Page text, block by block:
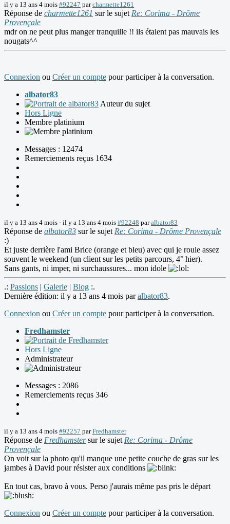
il y a 13 ans 4 mois #92247 parcharmette1261
Réponse de charmette1261 sur le sujet Re: Corima - Drôme
Provençale
mdr on ne peut plus manger tranquille !! ils étaient pas mauvais les
nougats^^
Connexion ou Créer un compte pour participer à la conversation.
albator83
Auteur du sujet
Hors Ligne
Membre platinium
Messages : 12474
Remerciements reçus 1634
il y a 13 ans 4 mois - il y a 13 ans 4 mois #92248 paralbator83
Réponse de albator83 sur le sujet Re: Corima - Drôme Provençale
:)
Et juste derrière l'ami Brice (orange et bleu) avec qui je roule assez
souvent le weekend (un client sur les petits parcours, 4° hier).
Sans gants, ni imper, ni surchaussures... mon idole
.: Passions | Galerie | Blog :.
Dernière édition: il y a 13 ans 4 mois paralbator83.
Connexion ou Créer un compte pour participer à la conversation.
Fredhamster
Hors Ligne
Administrateur
Messages : 2086
Remerciements reçus 346
il y a 13 ans 4 mois #92257 parFredhamster
Réponse de Fredhamstersur le sujet Re: Corima - Drôme
Provençale
On voit sur la photo qu'il manque une petite couche de gras sur les
jambes à David pour résister aux conditions
En tout cas, bravo à vous. Perso j'aurais même pas pris le départ
Connexion ou Créer un compte pour participer à la conversation.